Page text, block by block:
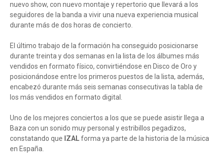
nuevo show, con nuevo montaje y repertorio que llevará a los
seguidores de la banda a vivir una nueva experiencia musical
durante más de dos horas de concierto.
El último trabajo de la formación ha conseguido posicionarse
durante treinta y dos semanas en la lista de los álbumes más
vendidos en formato físico, convirtiéndose en Disco de Oro y
posicionándose entre los primeros puestos de la lista, además,
encabezó durante más seis semanas consecutivas la tabla de
los más vendidos en formato digital.
Uno de los mejores conciertos a los que se puede asistir llega a
Baza con un sonido muy personal y estribillos pegadizos,
constatando que IZALforma ya parte de la historia de la música
en España.